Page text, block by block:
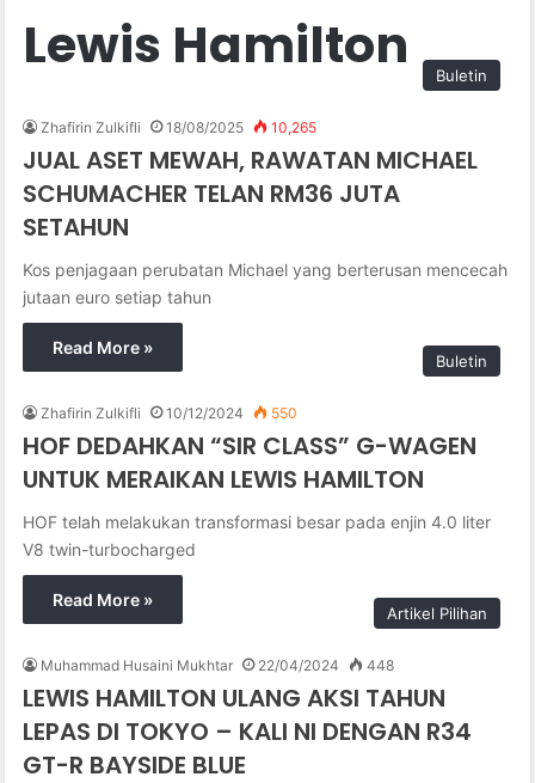
Lewis Hamilton Buletin
Zhafirin Zulkifli 18/08/2025 10,265
JUAL ASET MEWAH, RAWATAN MICHAEL
SCHUMACHER TELAN RM36 JUTA
SETAHUN
Kos penjagaan perubatan Michael yang berterusan mencecah
jutaan euro setiap tahun
Read More »
Buletin
Zhafirin Zulkifli 10/12/2024 550
HOF DEDAHKAN “SIR CLASS” G-WAGEN
UNTUK MERAIKAN LEWIS HAMILTON
HOF telah melakukan transformasi besar pada enjin 4.0 liter
V8 twin-turbocharged
Read More »
Artikel Pilihan
Muhammad Husaini Mukhtar 22/04/2024 448
LEWIS HAMILTON ULANG AKSI TAHUN
LEPAS DI TOKYO – KALI NI DENGAN R34
GT-R BAYSIDE BLUE